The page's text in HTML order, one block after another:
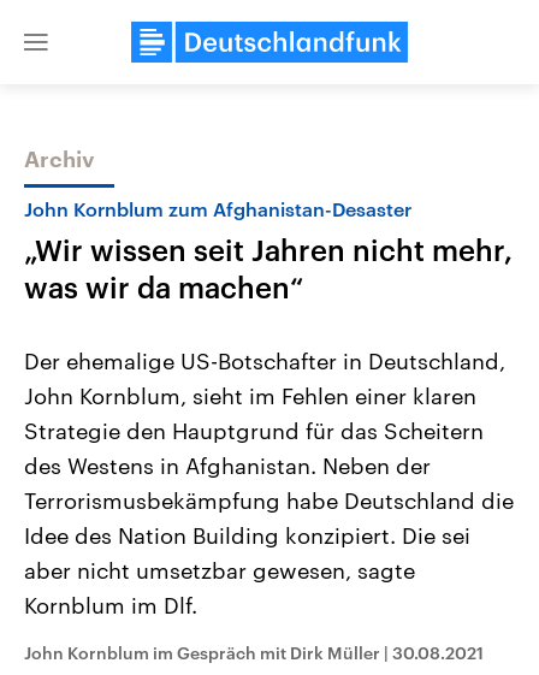
Close
Themen
Landtagswahl Sachsen-Anhalt
2026
Alle Informationen
Sachsen-Anhalt wählt am 6.
September 2026 einen neuen
Landtag. Seit 2021 wird das
Bundesland von einer Koalition aus
Umfragen, Prognosen,
Wahlprogramme, aktuelle Berichte
und Hintergründe zu den Parteien
Wahl.
USA
Aktuelle Beiträge,
Hintergründe
Wirtschaftlich und
gehören die Vereinigten
den mächtigsten Ländern
mit großem Einfluss auf
aktuelle Weltgeschehen.
Sendungen Programm
Archiv
John Kornblum zum Afghanistan-Desaster
„Wir wissen seit Jahren nicht mehr,
was wir da machen“
Der ehemalige US-Botschafter in Deutschland,
John Kornblum, sieht im Fehlen einer klaren
Strategie den Hauptgrund für das Scheitern
des Westens in Afghanistan. Neben der
Terrorismusbekämpfung habe Deutschland die
Idee des Nation Building konzipiert. Die sei
aber nicht umsetzbar gewesen, sagte
Kornblum im Dlf.
John Kornblum im Gespräch mit Dirk Müller | 30.08.2021